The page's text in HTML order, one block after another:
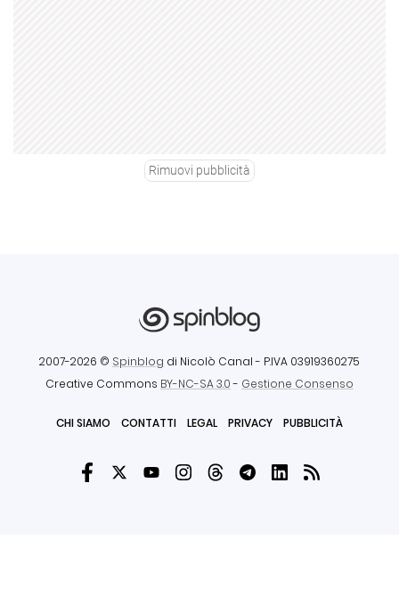
Rimuovi pubblicità
2007-2026 © Spinblog di Nicolò Canal - P.IVA 03919360275
Creative Commons BY-NC-SA 3.0- Gestione Consenso
CHI SIAMO CONTATTI LEGAL PRIVACY PUBBLICITÀ